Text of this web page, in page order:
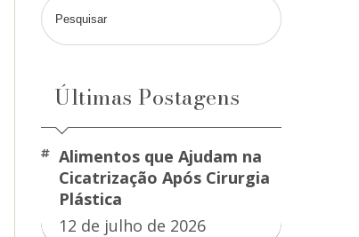
Últimas Postagens
Alimentos que Ajudam na
Cicatrização Após Cirurgia
Plástica
12 de julho de 2026